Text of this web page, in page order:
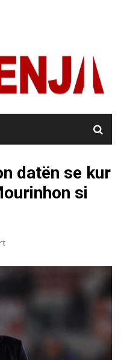
datën se kur
si